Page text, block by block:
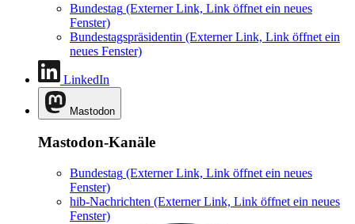
Bundestag (Externer Link, Link öffnet ein neues
Fenster)
Bundestagspräsidentin (Externer Link, Link öffnet ein
neues Fenster)
LinkedIn
Mastodon
Mastodon-Kanäle
Bundestag (Externer Link, Link öffnet ein neues
Fenster)
hib-Nachrichten (Externer Link, Link öffnet ein neues
Fenster)